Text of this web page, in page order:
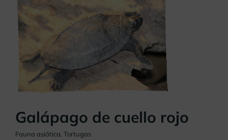
Galápago de cuello rojo
Fauna asiática, Tortugas